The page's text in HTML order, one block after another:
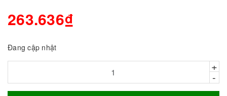
263.636₫
Đang cập nhật
+
-